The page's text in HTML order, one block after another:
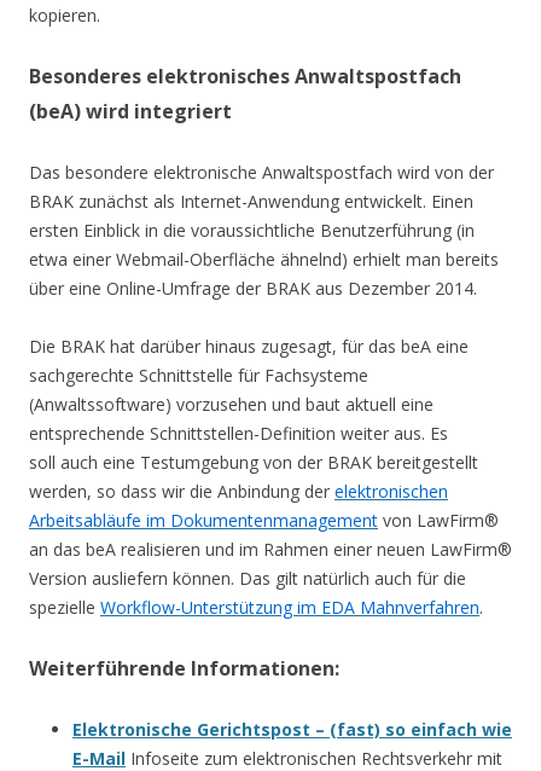
kopieren.
Besonderes elektronisches Anwaltspostfach
(beA) wird integriert
Das besondere elektronische Anwaltspostfach wird von der
BRAK zunächst als Internet-Anwendung entwickelt. Einen
ersten Einblick in die voraussichtliche Benutzerführung (in
etwa einer Webmail-Oberfläche ähnelnd) erhielt man bereits
über eine Online-Umfrage der BRAK aus Dezember 2014.
Die BRAK hat darüber hinaus zugesagt, für das beA eine
sachgerechte Schnittstelle für Fachsysteme
(Anwaltssoftware) vorzusehen und baut aktuell eine
entsprechende Schnittstellen-Definition weiter aus. Es
soll auch eine Testumgebung von der BRAK bereitgestellt
werden, so dass wir die Anbindung der elektronischen
Arbeitsabläufe im Dokumentenmanagement von LawFirm®
an das beA realisieren und im Rahmen einer neuen LawFirm®
Version ausliefern können. Das gilt natürlich auch für die
spezielle Workflow-Unterstützung im EDA Mahnverfahren.
Weiterführende Informationen:
Elektronische Gerichtspost – (fast) so einfach wie
E-Mail Infoseite zum elektronischen Rechtsverkehr mit